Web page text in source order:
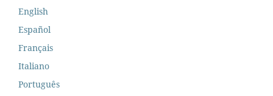
English
Español
Français
Italiano
Português